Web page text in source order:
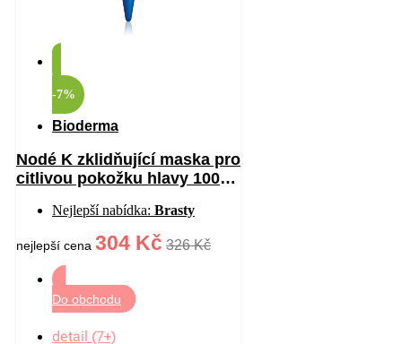
-7%
Bioderma
Nodé K zklidňující maska pro
citlivou pokožku hlavy 100
Nejlepší nabídka: Brasty
nejlepší cena 304 Kč 326 Kč
Do obchodu
detail (7+)